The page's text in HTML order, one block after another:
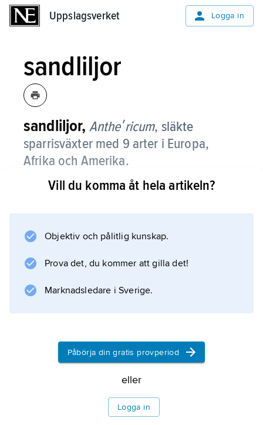
Uppslagsverket Logga in
sandliljor
sandliljor, Antheʹricum, släkte
sparrisväxter med 9 arter i Europa,
Afrika och Amerika.
De är fleråriga, kala örter med kort jordstam
enkla eller greniga klasar. Några arter odlas
Vill du komma åt hela artikeln?
Objektiv och pålitlig kunskap.
Prova det, du kommer att gilla det!
Marknadsledare i Sverige.
Påbörja din gratis provperiod
eller
Logga in